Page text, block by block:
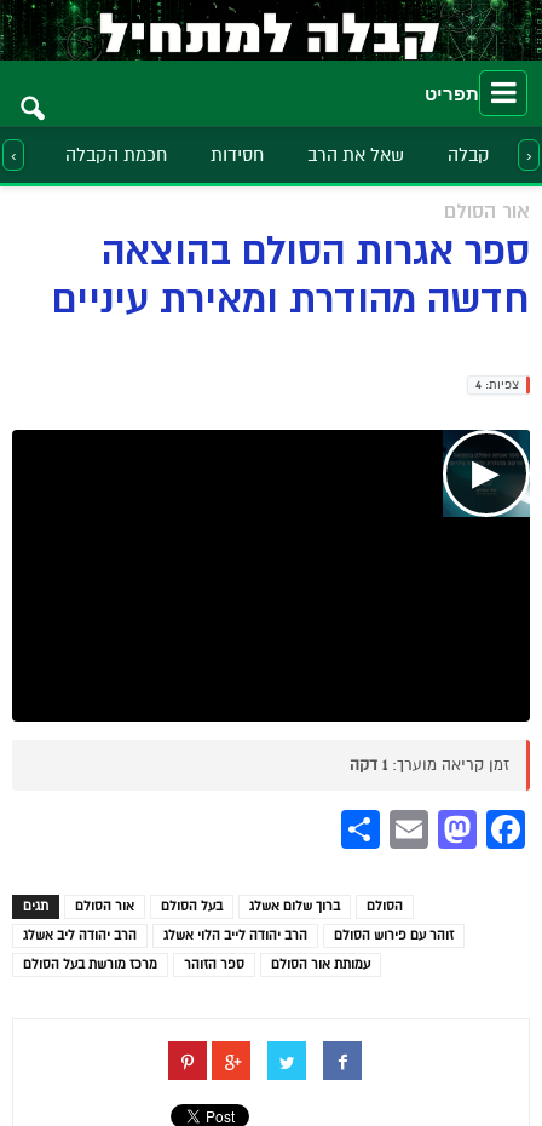
תפריט
קבלה שאל את הרב חסידות חכמת הקבלה ›
‹
אור הסולם
ספר אגרות הסולם בהוצאה
חדשה מהודרת ומאירת עיניים
צפיות: 4
▶
זמן קריאה מוערך: 1 דקה
Facebook
Mastodon
Email
תגים אור הסולם בעל הסולם ברוך שלום אשלג
הסולם
הרב יהודה ליב אשלג
הרב יהודה לייב הלוי אשלג
זוהר עם פירוש הסולם
מרכז מורשת בעל הסולם
ספר הזוהר עמותת אור הסולם